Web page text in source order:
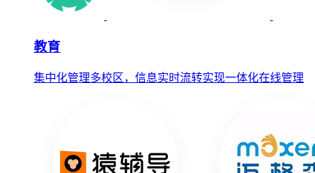
教育
集中化管理多校区，信息实时流转实现一体化在线管理